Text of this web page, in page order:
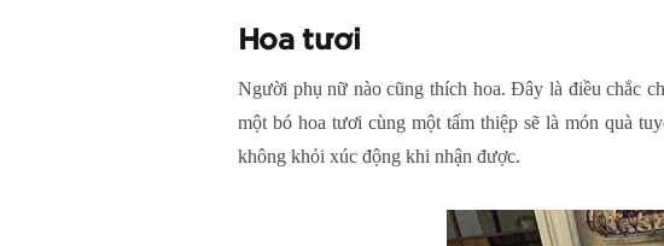
Hoa tươi
Người phụ nữ nào cũng thích hoa. Đây là điều chắc
một bó hoa tươi cùng một tấm thiệp sẽ là món quà
không khỏi xúc động khi nhận được.